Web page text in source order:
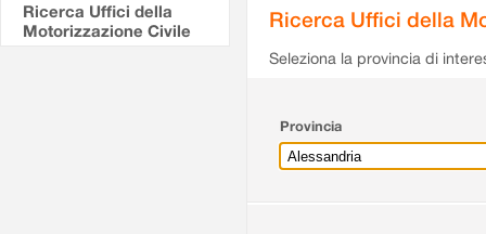
Ricerca Uffici della
Motorizzazione Civile
Ricerca Uffici della
Seleziona la provincia di
Provincia